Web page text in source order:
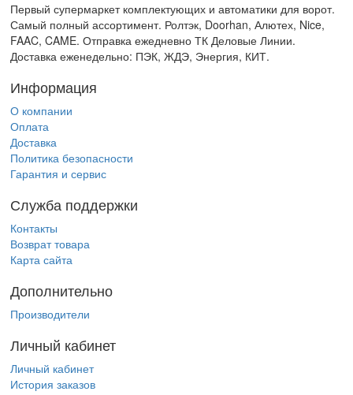
Первый супермаркет комплектующих и автоматики для ворот.
Самый полный ассортимент. Ролтэк, Doorhan, Алютех, Nice,
FAAC, CAME. Отправка ежедневно ТК Деловые Линии.
Доставка еженедельно: ПЭК, ЖДЭ, Энергия, КИТ.
Информация
О компании
Оплата
Доставка
Политика безопасности
Гарантия и сервис
Служба поддержки
Контакты
Возврат товара
Карта сайта
Дополнительно
Производители
Личный кабинет
Личный кабинет
История заказов